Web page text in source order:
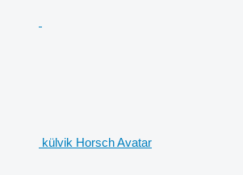
külvik Horsch Avatar